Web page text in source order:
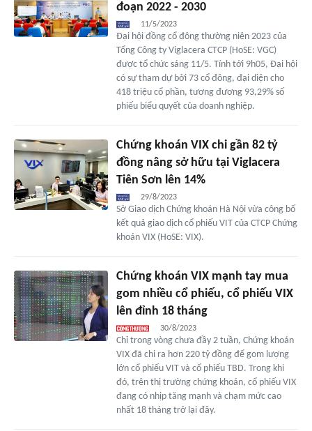
đoạn 2022 - 2030
11/5/2023
Đại hội đồng cổ đông thường niên 2023 của
Tổng Công ty Viglacera CTCP (HoSE: VGC)
được tổ chức sáng 11/5. Tính tới 9h05, Đại hội
có sự tham dự bởi 73 cổ đông, đại diện cho
418 triệu cổ phần, tương đương 93,29% số
phiếu biểu quyết của doanh nghiệp.
Chứng khoán VIX chi gần 82 tỷ
đồng nâng sở hữu tại Viglacera
Tiên Sơn lên 14%
29/8/2023
Sở Giao dịch Chứng khoán Hà Nội vừa công bố
kết quả giao dịch cổ phiếu VIT của CTCP Chứng
khoán VIX (HoSE: VIX).
Chứng khoán VIX mạnh tay mua
gom nhiều cổ phiếu, cổ phiếu VIX
lên đỉnh 18 tháng
30/8/2023
Chỉ trong vòng chưa đầy 2 tuần, Chứng khoán
VIX đã chi ra hơn 220 tỷ đồng để gom lượng
lớn cổ phiếu VIT và cổ phiếu TBD. Trong khi
đó, trên thị trường chứng khoán, cổ phiếu VIX
đang có nhịp tăng mạnh và chạm mức cao
nhất 18 tháng trở lại đây.